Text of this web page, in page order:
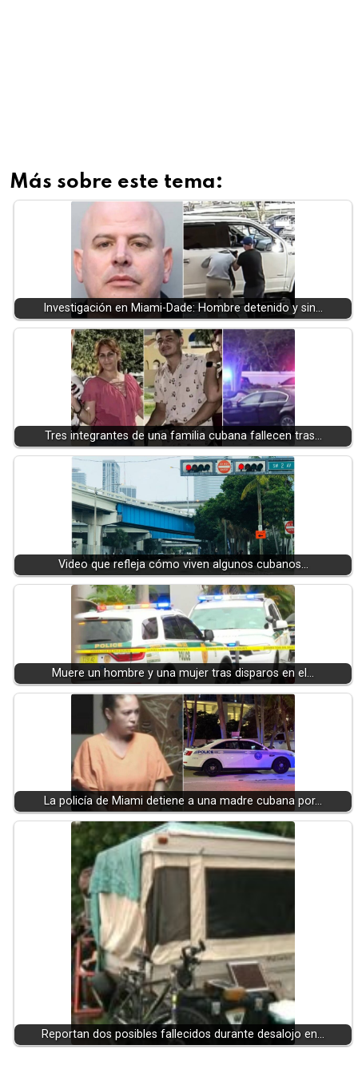
Más sobre este tema:
Investigación en Miami-Dade: Hombre detenido y sin…
Tres integrantes de una familia cubana fallecen tras…
Video que refleja cómo viven algunos cubanos…
Muere un hombre y una mujer tras disparos en el…
La policía de Miami detiene a una madre cubana por…
Reportan dos posibles fallecidos durante desalojo en…